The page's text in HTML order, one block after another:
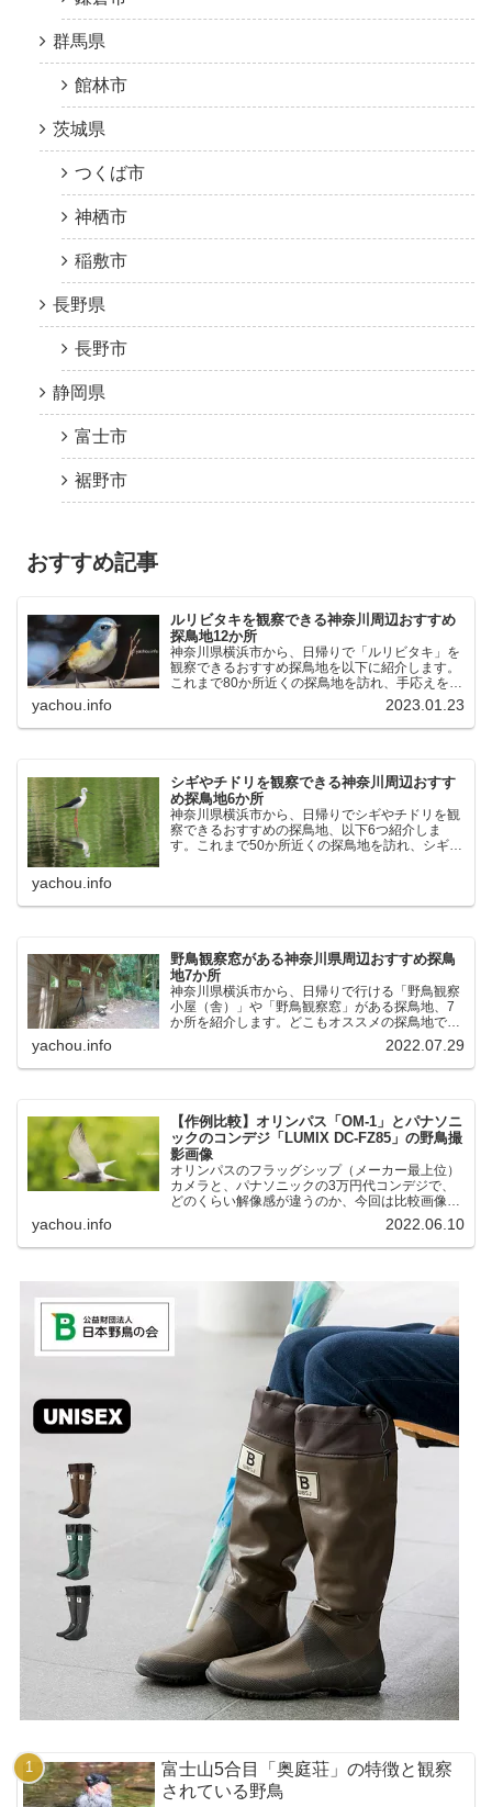
群馬県
館林市
茨城県
つくば市
神栖市
稲敷市
長野県
長野市
静岡県
富士市
裾野市
おすすめ記事
ルリビタキを観察できる神奈川周辺おすすめ
探鳥地12か所
神奈川県横浜市から、日帰りで「ルリビタキ」を
観察できるおすすめ探鳥地を以下に紹介します。
これまで80か所近くの探鳥地を訪れ、手応えを感
じた場所です。以下、★ が多いほど観察しやす
く、出現頻度が高いと感じた場所です。 北本自然
観察公園：埼玉県...
yachou.info 2023.01.23
シギやチドリを観察できる神奈川周辺おすす
め探鳥地6か所
神奈川県横浜市から、日帰りでシギやチドリを観
察できるおすすめの探鳥地、以下6つ紹介しま
す。これまで50か所近くの探鳥地を訪れ、シギや
yachou.info
野鳥観察窓がある神奈川県周辺おすすめ探鳥
地7か所
神奈川県横浜市から、日帰りで行ける「野鳥観察
小屋（舎）」や「野鳥観察窓」がある探鳥地、7
か所を紹介します。どこもオススメの探鳥地で
す。実際に訪れてみると、野山にいる野鳥、海や
湖にいる野鳥それぞれ違う観察になりました。街
中にあり、電車で行ける...
yachou.info 2022.07.29
【作例比較】オリンパス「OM-1」とパナソニ
ックのコンデジ「LUMIX DC-FZ85」の野鳥撮
影画像
オリンパスのフラッグシップ（メーカー最上位）
カメラと、パナソニックの3万円代コンデジで、
どのくらい解像感が違うのか、今回は比較画像を
紹介します。私はコンデジを愛用しているのです
が、相棒がオリンパス「OM-1」を使い始めたと
ころ、同じ被写体で...
yachou.info 2022.06.10
富士山5合目「奥庭荘」の特徴と観察
されている野鳥